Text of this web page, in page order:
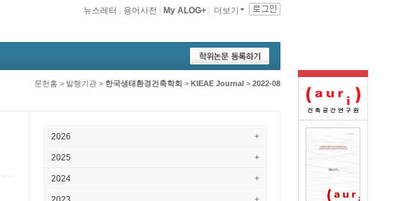
더보기
My ALOG+
용어사전
뉴스레터
문헌홈 > 발행기관 > 한국생태환경건축학회 > KIEAE Journal > 2022-08
2026 +
2025 +
2024 +